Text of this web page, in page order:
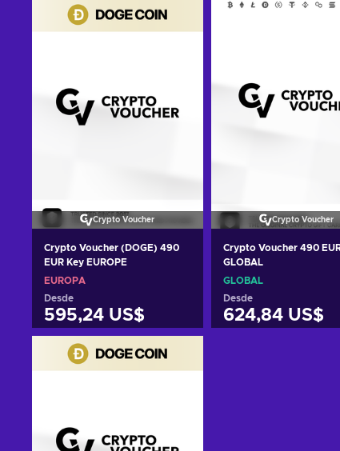
Crypto Voucher
Crypto Voucher (DOGE) 490
EUR Key EUROPE
EUROPA
Desde
595,24 US$
Añadir al carrito
Crypto Voucher
Crypto Voucher 490
GLOBAL
GLOBAL
Desde
624,84 US$